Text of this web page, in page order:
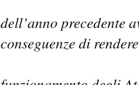
dell’anno precedente
conseguenze di